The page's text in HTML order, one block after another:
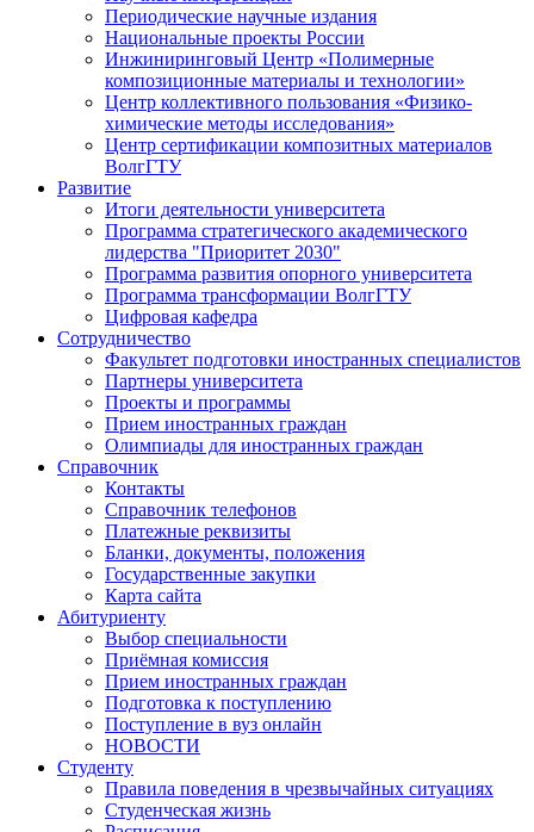
Периодические научные издания
Национальные проекты России
Инжиниринговый Центр «Полимерные
композиционные материалы и технологии»
Центр коллективного пользования «Физико-
химические методы исследования»
Центр сертификации композитных материалов
ВолгГТУ
Развитие
Итоги деятельности университета
Программа стратегического академического
лидерства "Приоритет 2030"
Программа развития опорного университета
Программа трансформации ВолгГТУ
Цифровая кафедра
Сотрудничество
Факультет подготовки иностранных специалистов
Партнеры университета
Проекты и программы
Прием иностранных граждан
Олимпиады для иностранных граждан
Справочник
Контакты
Справочник телефонов
Платежные реквизиты
Бланки, документы, положения
Государственные закупки
Карта сайта
Абитуриенту
Выбор специальности
Приёмная комиссия
Прием иностранных граждан
Подготовка к поступлению
Поступление в вуз онлайн
НОВОСТИ
Студенту
Правила поведения в чрезвычайных ситуациях
Студенческая жизнь